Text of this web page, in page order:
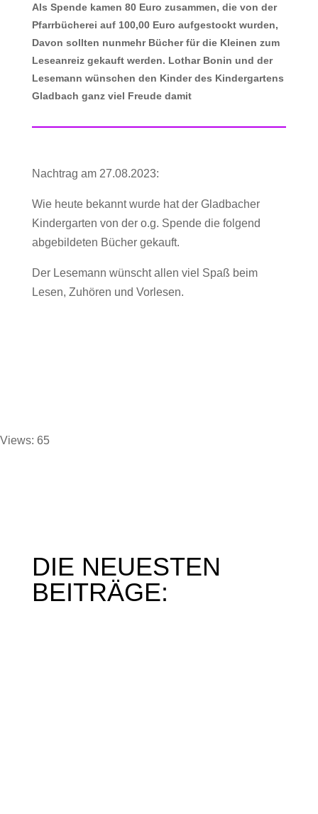
Als Spende kamen 80 Euro zusammen, die von der
Pfarrbücherei auf 100,00 Euro aufgestockt wurden,
Davon sollten nunmehr Bücher für die Kleinen zum
Leseanreiz gekauft werden. Lothar Bonin und der
Lesemann wünschen den Kinder des Kindergartens
Gladbach ganz viel Freude damit
Nachtrag am 27.08.2023:
Wie heute bekannt wurde hat der Gladbacher
Kindergarten von der o.g. Spende die folgend
abgebildeten Bücher gekauft.
Der Lesemann wünscht allen viel Spaß beim
Lesen, Zuhören und Vorlesen.
Views: 65
DIE NEUESTEN
BEITRÄGE: